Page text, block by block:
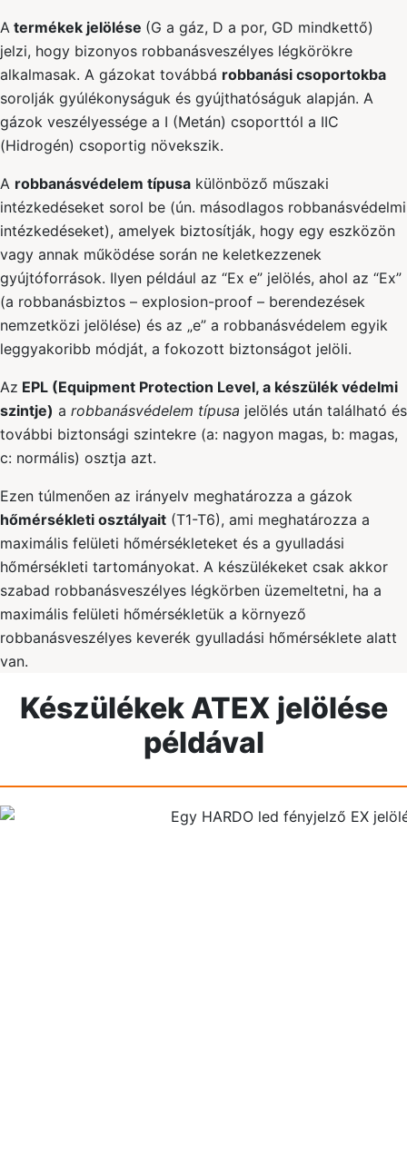
A termékek jelölése (G a gáz, D a por, GD mindkettő)
jelzi, hogy bizonyos robbanásveszélyes légkörökre
alkalmasak. A gázokat továbbá robbanási csoportokba
sorolják gyúlékonyságuk és gyújthatóságuk alapján. A
gázok veszélyessége a I (Metán) csoporttól a IIC
(Hidrogén) csoportig növekszik.
A robbanásvédelem típusa különböző műszaki
intézkedéseket sorol be (ún. másodlagos robbanásvédelmi
intézkedéseket), amelyek biztosítják, hogy egy eszközön
vagy annak működése során ne keletkezzenek
gyújtóforrások. Ilyen például az “Ex e” jelölés, ahol az “Ex”
(a robbanásbiztos – explosion-proof – berendezések
nemzetközi jelölése) és az „e” a robbanásvédelem egyik
leggyakoribb módját, a fokozott biztonságot jelöli.
Az EPL (Equipment Protection Level, a készülék védelmi
szintje) a robbanásvédelem típusa jelölés után található és
további biztonsági szintekre (a: nagyon magas, b: magas,
c: normális) osztja azt.
Ezen túlmenően az irányelv meghatározza a gázok
hőmérsékleti osztályait (T1-T6), ami meghatározza a
maximális felületi hőmérsékleteket és a gyulladási
hőmérsékleti tartományokat. A készülékeket csak akkor
szabad robbanásveszélyes légkörben üzemeltetni, ha a
maximális felületi hőmérsékletük a környező
robbanásveszélyes keverék gyulladási hőmérséklete alatt
van.
Készülékek ATEX jelölése
példával